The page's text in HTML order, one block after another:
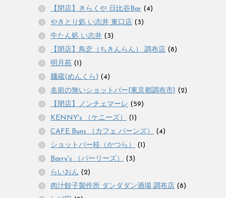
【閉店】きらくや 日比谷Bar (4)
やきとり処 い志井 東口店 (3)
牛たん処 い志井 (3)
【閉店】鳥赱（ちきんらん） 調布店 (8)
明月苑 (1)
麺蔵(めんくら) (4)
名前の無いショットバー[東京都調布市]
(2)
【閉店】ノンチェマーレ (59)
KENNY's （ケニーズ）
(1)
CAFE Buns （カフェ バーンズ）
(4)
ショットバー桂（かつら）
(1)
Barry's （バーリーズ）
(3)
らいおん (2)
肉汁餃子製作所 ダンダダン酒場 調布店 (8)